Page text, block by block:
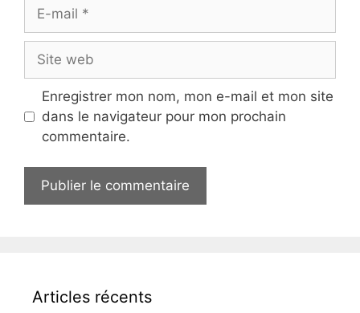
mail
web
Enregistrer mon nom, mon e-mail et mon site
dans le navigateur pour mon prochain
commentaire.
Articles récents